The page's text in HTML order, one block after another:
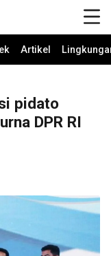
Artikel
pidato
DPR RI